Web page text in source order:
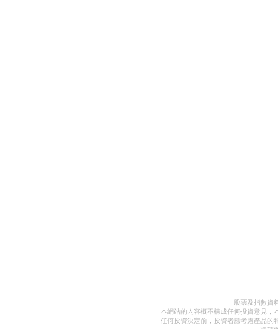
股票及指數資
本網站的內容概不構成任何投資意見，
任何投資決定前，投資者應考慮產品的